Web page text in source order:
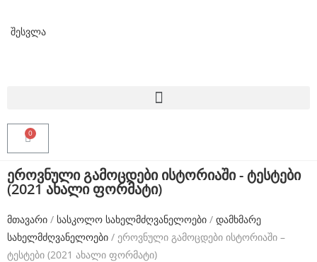
a
g
h
e
u
e
შესვლა
ეროვნული გამოცდები ისტორიაში - ტესტები
(2021 ახალი ფორმატი)
მთავარი / სასკოლო სახელმძღვანელოები / დამხმარე
სახელმძღვანელოები / ეროვნული გამოცდები ისტორიაში –
ტესტები (2021 ახალი ფორმატი)